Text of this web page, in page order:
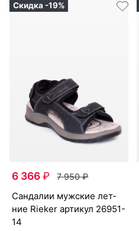
Скидка -19%
6 366₽ 7 950₽
сан­да­лии мужс­кие лет­
ние Ri­eker артикул 26951-
14